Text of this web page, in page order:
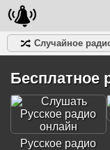
Случайное
Разговорное
Бесплатное
Русское радио